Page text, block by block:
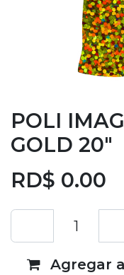
POLI
GOLD 20"
RD$ 0.00
Agregar